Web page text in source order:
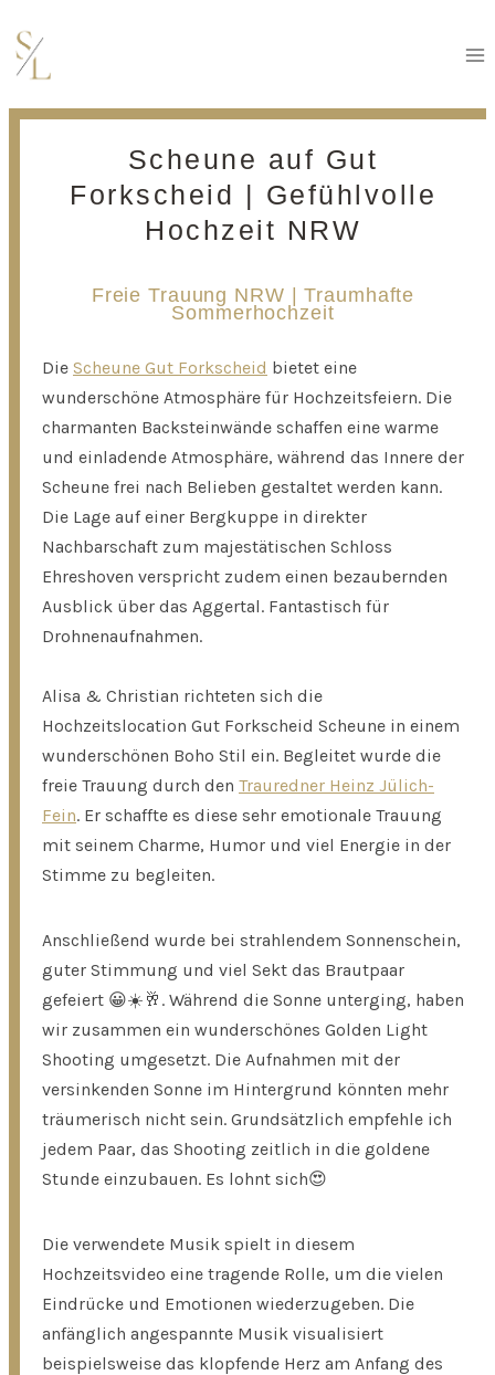
Inhalt
springen
Scheune auf Gut
Forkscheid | Gefühlvolle
Hochzeit NRW
Freie Trauung NRW | Traumhafte
Sommerhochzeit
Die Scheune Gut Forkscheid bietet eine
wunderschöne Atmosphäre für Hochzeitsfeiern. Die
charmanten Backsteinwände schaffen eine warme
und einladende Atmosphäre, während das Innere der
Scheune frei nach Belieben gestaltet werden kann.
Die Lage auf einer Bergkuppe in direkter
Nachbarschaft zum majestätischen Schloss
Ehreshoven verspricht zudem einen bezaubernden
Ausblick über das Aggertal. Fantastisch für
Drohnenaufnahmen.
Alisa & Christian richteten sich die
Hochzeitslocation Gut Forkscheid Scheune in einem
wunderschönen Boho Stil ein. Begleitet wurde die
freie Trauung durch den Trauredner Heinz Jülich-
Fein. Er schaffte es diese sehr emotionale Trauung
mit seinem Charme, Humor und viel Energie in der
Stimme zu begleiten.
Anschließend wurde bei strahlendem Sonnenschein,
guter Stimmung und viel Sekt das Brautpaar
gefeiert 😀☀️🥂. Während die Sonne unterging, haben
wir zusammen ein wunderschönes Golden Light
Shooting umgesetzt. Die Aufnahmen mit der
versinkenden Sonne im Hintergrund könnten mehr
träumerisch nicht sein. Grundsätzlich empfehle ich
jedem Paar, das Shooting zeitlich in die goldene
Stunde einzubauen. Es lohnt sich😍
Die verwendete Musik spielt in diesem
Hochzeitsvideo eine tragende Rolle, um die vielen
Eindrücke und Emotionen wiederzugeben. Die
anfänglich angespannte Musik visualisiert
beispielsweise das klopfende Herz am Anfang des